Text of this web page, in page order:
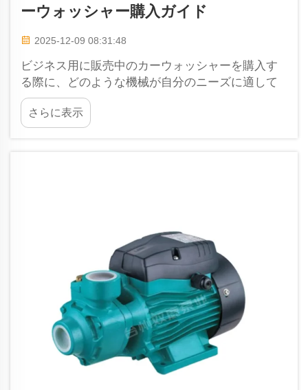
ーウォッシャー購入ガイド
2025-12-09 08:31:48
ビジネス用に販売中のカーウォッシャーを購入す
る際に、どのような機械が自分のニーズに適して
いるかを理解しましょう。さまざまな種類のカー
ウォッシャーが存在しますが、その中でも高圧洗
浄機とスチームクリーニング機は最も人気のある
さらに表示